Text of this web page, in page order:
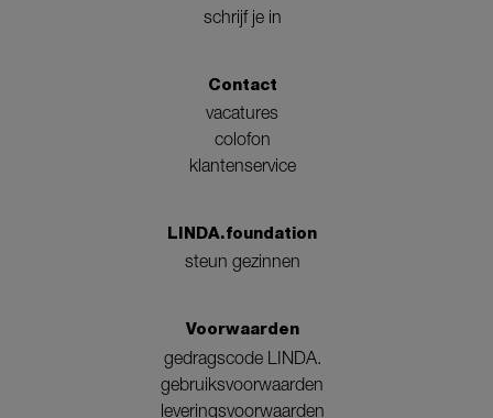
schrijf je in
Contact
vacatures
colofon
klantenservice
LINDA.foundation
steun gezinnen
Voorwaarden
gedragscode LINDA.
gebruiksvoorwaarden
leveringsvoorwaarden